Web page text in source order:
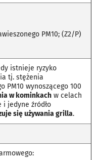
PM10; (Z2/P)
istnieje ryzyko
tj. stężenia
PM10 wynoszącego 100
w kominkach w celach
jedyne źródło
się używania grilla.